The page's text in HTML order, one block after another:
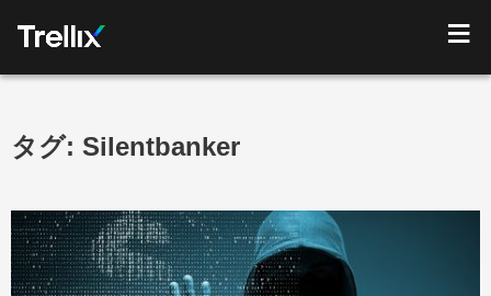
タグ: Silentbanker